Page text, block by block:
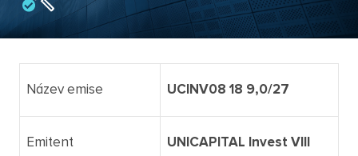
Název emise UCINV08 18 9,0/27
Emitent
UNICAPITAL Invest VIII